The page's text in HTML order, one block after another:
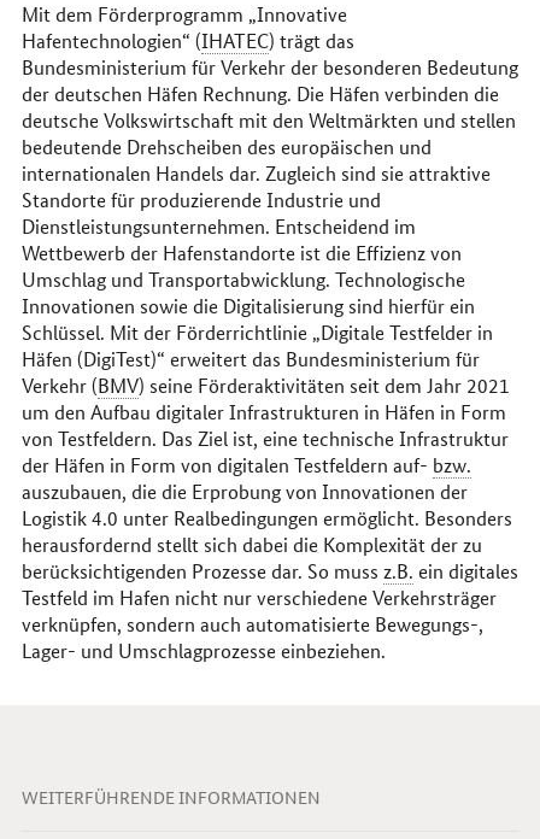
Mit dem Förderprogramm „Innovative
Hafentechnologien“ (IHATEC) trägt das
Bundesministerium für Verkehr der besonderen Bedeutung
der deutschen Häfen Rechnung. Die Häfen verbinden die
deutsche Volkswirtschaft mit den Weltmärkten und stellen
bedeutende Drehscheiben des europäischen und
internationalen Handels dar. Zugleich sind sie attraktive
Standorte für produzierende Industrie und
Dienstleistungsunternehmen. Entscheidend im
Wettbewerb der Hafenstandorte ist die Effizienz von
Umschlag und Transportabwicklung. Technologische
Innovationen sowie die Digitalisierung sind hierfür ein
Schlüssel. Mit der Förderrichtlinie „Digitale Testfelder in
Häfen (DigiTest)“ erweitert das Bundesministerium für
Verkehr (BMV) seine Förderaktivitäten seit dem Jahr 2021
um den Aufbau digitaler Infrastrukturen in Häfen in Form
von Testfeldern. Das Ziel ist, eine technische Infrastruktur
der Häfen in Form von digitalen Testfeldern auf- bzw.
auszubauen, die die Erprobung von Innovationen der
Logistik 4.0 unter Realbedingungen ermöglicht. Besonders
herausfordernd stellt sich dabei die Komplexität der zu
berücksichtigenden Prozesse dar. So muss z.B. ein digitales
Testfeld im Hafen nicht nur verschiedene Verkehrsträger
verknüpfen, sondern auch automatisierte Bewegungs-,
Lager- und Umschlagprozesse einbeziehen.
WEITERFÜHRENDE INFORMATIONEN